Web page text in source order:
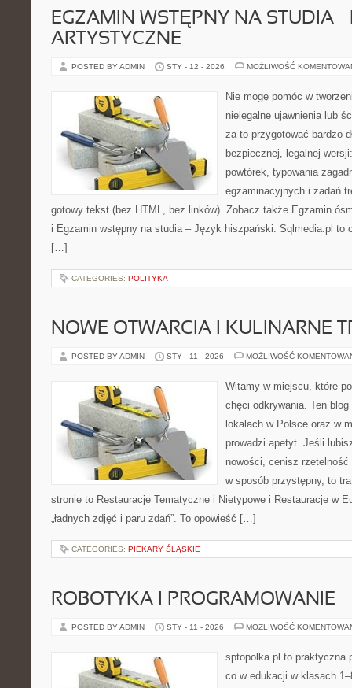
EGZAMIN WSTĘPNY NA STUDIA –
ARTYSTYCZNE
POSTED BY ADMIN STY - 12 - 2026 MOŻLIWOŚĆ
Nie mogę pomóc w
nielegalne ujawnienia lub
za to przygotować bardzo
bezpiecznej, legalnej
powtórek, typowania
egzaminacyjnych i zadań
gotowy tekst (bez HTML, bez linków). Zobacz także Egzamin
i Egzamin wstępny na studia – Język hiszpański. Sqlmedia.pl to
[…]
CATEGORIES: POLITYKA
NOWE OTWARCIA I KULINARNE
POSTED BY ADMIN STY - 11 - 2026 MOŻLIWOŚĆ
Witamy w miejscu, które
chęci odkrywania. Ten
lokalach w Polsce oraz w
prowadzi apetyt. Jeśli
nowości, cenisz
w sposób przystępny, to
stronie to Restauracje Tematyczne i Nietypowe i Restauracje w
„ładnych zdjęć i paru zdań”. To opowieść […]
CATEGORIES: PIEKARY ŚLĄSKIE
ROBOTYKA I PROGRAMOWANIE
POSTED BY ADMIN STY - 11 - 2026 MOŻLIWOŚĆ
sptopolka.pl to praktyczna
co w edukacji w klasach